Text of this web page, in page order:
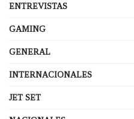
ENTREVISTAS
GAMING
GENERAL
INTERNACIONALES
JET SET